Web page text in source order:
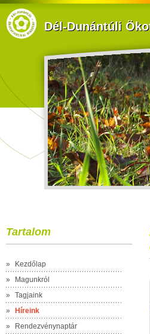
Dél-Dunántúli
Tartalom
»
Kezdőlap
»
Magunkról
»
Tagjaink
»
Híreink
»
Rendezvénynaptár